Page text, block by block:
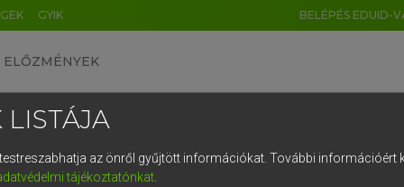
GYIK BELÉPÉS EDUID-
ELŐZMÉNYEK
LISTÁJA
az önről gyűjtött információkat. További információért
tájékoztatónkat.
DE CN FR ES IT NL